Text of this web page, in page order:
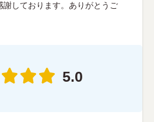
謝しております。ありがとうご
5.0